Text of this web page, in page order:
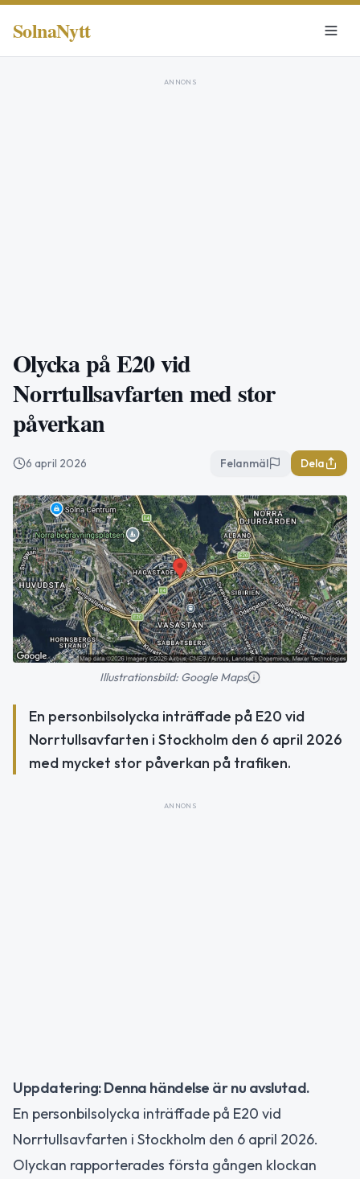
SolnaNytt
ANNONS
Olycka på E20 vid
Norrtullsavfarten med stor
påverkan
6 april 2026 Felanmäl Dela
Illustrationsbild: Google Maps
En personbilsolycka inträffade på E20 vid
Norrtullsavfarten i Stockholm den 6 april 2026
med mycket stor påverkan på trafiken.
ANNONS
Uppdatering: Denna händelse är nu avslutad.
En personbilsolycka inträffade på E20 vid
Norrtullsavfarten i Stockholm den 6 april 2026.
Olyckan rapporterades första gången klockan